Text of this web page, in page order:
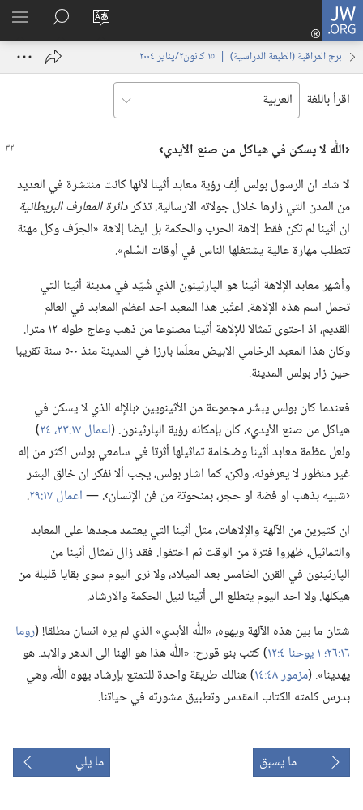
JW.ORG
تغيير
الموقع
تسجيل
الدخول
نافذة
البحث
في
JW.‎ORG
برج المراقبة (‏الطبعة الدراسية)‏ | ‏‎١٥‏ ‏‎كانون٢/يناير‏ ‎٢٠٠٤
اقرأ باللغة
‏‹اللّٰه لا يسكن في هياكل من صنع الأيدي›‏
لاشك ان الرسول بولس ألِف رؤية معابد أثينا لأنها كانت منتشرة في العديد
من المدن التي زارها خلال جولاته الارسالية.‏ تذكردائرة المعارف البريطانية
ان أثينا لم تكن فقط إلاهة الحرب والحكمة بل ايضا إلاهة «الحِرَف وكل مهنة
تتطلب مهارة عالية يشتغلها الناس في أوقات السِّلم».‏
وأشهر معابد الإلاهة أثينا هو الپارثينون الذي شُيّد في مدينة أثينا التي
تحمل اسم هذه الإلاهة.‏ اعتُبر هذا المعبد احد اعظم المعابد في العالم
القديم،‏ اذ احتوى تمثالا للإلاهة أثينا مصنوعا من ذهب وعاج طوله ١٢ مترا.‏
وكان هذا المعبد الرخامي الابيض معلَما بارزا في المدينة منذ ٥٠٠ سنة تقريبا
حين زار بولس المدينة.‏
فعندما كان بولس يبشّر مجموعة من الأثينويين ‹بالإله الذي لا يسكن في
هياكل من صنع الأيدي›،‏ كان بإمكانه رؤية الپارثينون.‏ (‏اعمال ١٧:‏٢٣،‏ ٢٤
‏)‏
ولعل عظمة معابد أثينا وضخامة تماثيلها أثرتا في سامعي بولس اكثر من إله
غير منظور لا يعرفونه.‏ ولكن،‏ كما اشار بولس،‏ يجب ألا نفكر ان خالق البشر
‹شبيه بذهب او فضة او حجر،‏ بمنحوتة من فن الإنسان›.‏ —‏اعمال ١٧:‏٢٩
‏.‏
ان كثيرين من الآلهة والإلاهات،‏ مثل أثينا التي يعتمد مجدها على المعابد
والتماثيل،‏ ظهروا فترة من الوقت ثم اختفوا.‏ فقد زال تمثال أثينا من
الپارثينون في القرن الخامس بعد الميلاد،‏ ولا نرى اليوم سوى بقايا قليلة من
هيكلها.‏ ولا احد اليوم يتطلع الى أثينا لنيل الحكمة والارشاد.‏
شتان ما بين هذه الآلهة ويهوه،‏ «اللّٰه الأبدي» الذي لم يره انسان مطلقا!‏ (‏روما
١٦:‏٢٦؛‏
‏)‏ كتب بنو قورح:‏ «اللّٰه هذا هو الهنا الى الدهر والابد.‏ هو
يهدينا».‏ (‏مزمور ٤٨:‏١٤
‏)‏ هنالك طريقة واحدة للتمتع بإرشاد يهوه اللّٰه،‏ وهي
بدرس كلمته الكتاب المقدس وتطبيق مشورته في حياتنا.‏
ما يسبق ما يلي